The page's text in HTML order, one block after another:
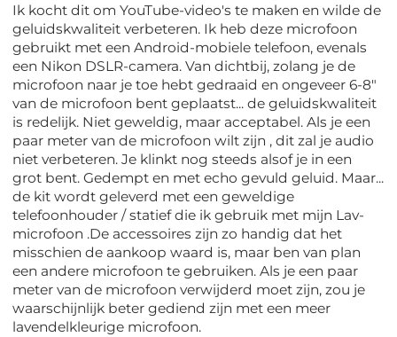
Ik kocht dit om YouTube-video's te maken en wilde de
geluidskwaliteit verbeteren. Ik heb deze microfoon
gebruikt met een Android-mobiele telefoon, evenals
een Nikon DSLR-camera. Van dichtbij, zolang je de
microfoon naar je toe hebt gedraaid en ongeveer 6-8"
van de microfoon bent geplaatst... de geluidskwaliteit
is redelijk. Niet geweldig, maar acceptabel. Als je een
paar meter van de microfoon wilt zijn , dit zal je audio
niet verbeteren. Je klinkt nog steeds alsof je in een
grot bent. Gedempt en met echo gevuld geluid. Maar...
de kit wordt geleverd met een geweldige
telefoonhouder / statief die ik gebruik met mijn Lav-
microfoon .De accessoires zijn zo handig dat het
misschien de aankoop waard is, maar ben van plan
een andere microfoon te gebruiken. Als je een paar
meter van de microfoon verwijderd moet zijn, zou je
waarschijnlijk beter gediend zijn met een meer
lavendelkleurige microfoon.